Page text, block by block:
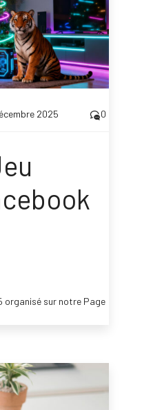
2025 0
organisé sur notre Page